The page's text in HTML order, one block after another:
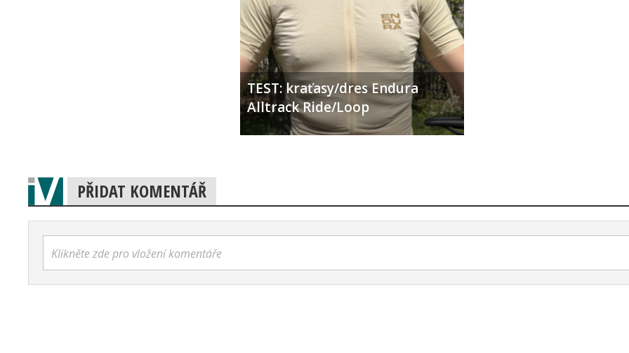
TEST: kraťasy/dres Endura
Alltrack Ride/Loop
PŘIDAT KOMENTÁŘ
Klikněte zde pro vložení komentáře